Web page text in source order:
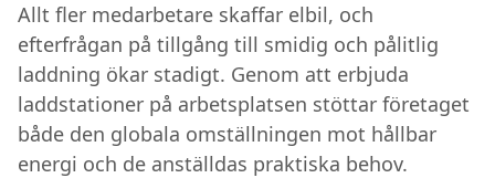
Allt fler medarbetare skaffar elbil, och
efterfrågan på tillgång till smidig och pålitlig
laddning ökar stadigt. Genom att erbjuda
laddstationer på arbetsplatsen stöttar företaget
både den globala omställningen mot hållbar
energi och de anställdas praktiska behov.